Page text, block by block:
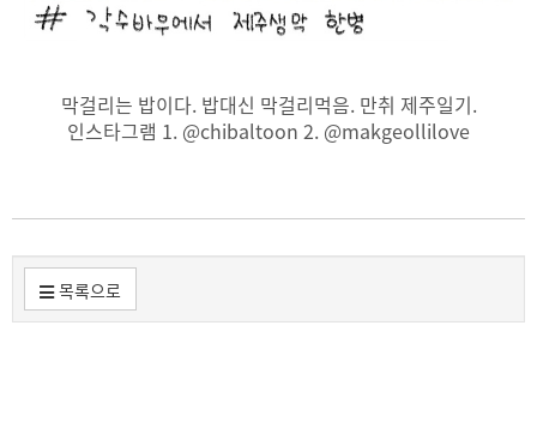
막걸리는 밥이다. 밥대신 막걸리먹음. 만취 제주일기.
인스타그램 1. @chibaltoon 2. @makgeollilove
목록으로